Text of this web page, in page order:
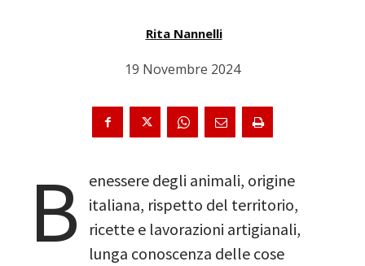
Rita Nannelli
19 Novembre 2024
B
enessere degli animali, origine
italiana, rispetto del territorio,
ricette e lavorazioni artigianali,
lunga conoscenza delle cose